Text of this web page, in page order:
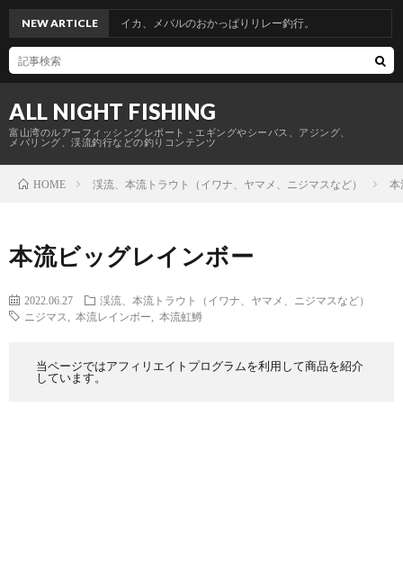
ALL NIGHT FISHING
富山湾のルアーフィッシングレポート・エギングやシーバス、アジング、
メバリング、渓流釣行などの釣りコンテンツ
NEW ARTICLE
のヤリイカ、メバルのおかっぱりリレー釣行。
HOME 渓流、本流トラウト（イワナ、ヤマメ、ニジマスなど） 本
本流ビッグレインボー
2022.06.27
渓流、本流トラウト（イワナ、ヤマメ、ニジマスなど）
ニジマス
本流レインボー 本流虹鱒
当ページではアフィリエイトプログラムを利用して商品を紹介
しています。